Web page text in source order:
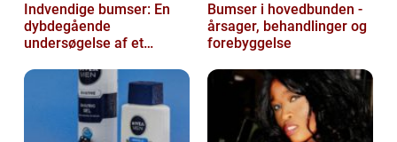
Indvendige bumser: En
dybdegående
undersøgelse af et
frustrerende
skønhedsproblem
Bumser i hovedbunden -
årsager, behandlinger og
forebyggelse